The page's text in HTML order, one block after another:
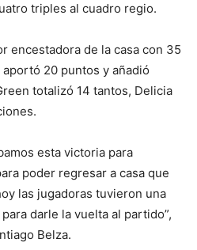
triples al cuadro regio.
encestadora de la casa con 35
20 puntos y añadió
totalizó 14 tantos, Delicia
esta victoria para
poder regresar a casa que
las jugadoras tuvieron una
darle la vuelta al partido”,
Belza.